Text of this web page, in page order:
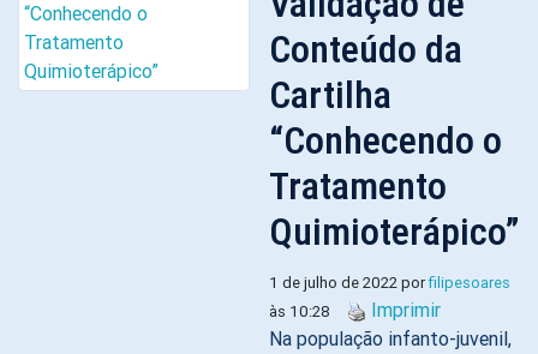
Conteúdo da
Cartilha
“Conhecendo o
Tratamento
Quimioterápico”
1 de julho de 2022 porfilipesoares
às 10:28
Imprimir
Na população infanto-juvenil,